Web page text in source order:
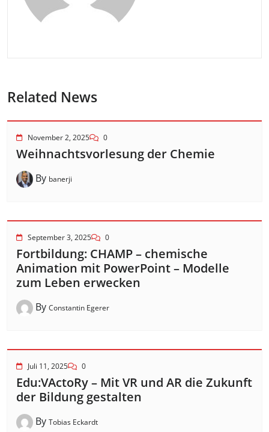
Related News
November 2, 2025 0
Weihnachtsvorlesung der Chemie
By banerji
September 3, 2025 0
Fortbildung: CHAMP – chemische
Animation mit PowerPoint – Modelle
zum Leben erwecken
By Constantin Egerer
Juli 11, 2025 0
Edu:VActoRy – Mit VR und AR die Zukunft
der Bildung gestalten
By Tobias Eckardt